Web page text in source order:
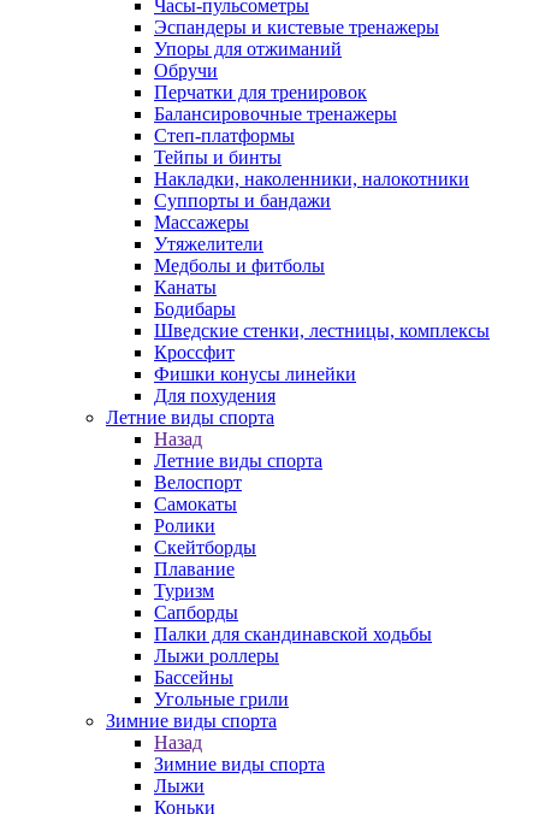
Часы-пульсометры
Эспандеры и кистевые тренажеры
Упоры для отжиманий
Обручи
Перчатки для тренировок
Балансировочные тренажеры
Степ-платформы
Тейпы и бинты
Накладки, наколенники, налокотники
Суппорты и бандажи
Массажеры
Утяжелители
Медболы и фитболы
Канаты
Бодибары
Шведские стенки, лестницы, комплексы
Кроссфит
Фишки конусы линейки
Для похудения
Летние виды спорта
Назад
Летние виды спорта
Велоспорт
Самокаты
Ролики
Скейтборды
Плавание
Туризм
Сапборды
Палки для скандинавской ходьбы
Лыжи роллеры
Бассейны
Угольные грили
Зимние виды спорта
Назад
Зимние виды спорта
Лыжи
Коньки